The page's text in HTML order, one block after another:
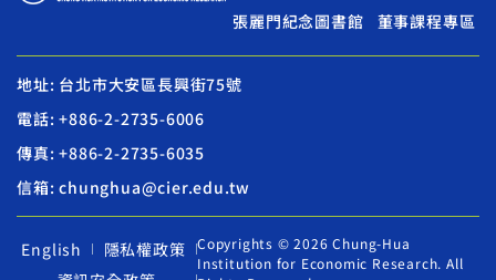
張麗門紀念圖書館
董事課程專區
地址: 台北市大安區長興街75號
電話: +886-2-2735-6006
傳真: +886-2-2735-6035
信箱: chunghua@cier.edu.tw
English
隱私權政策
Copyrights © 2026 Chung-Hua
Institution for Economic Research. All